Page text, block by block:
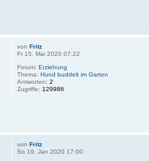
vonFritz
Fr 15. Mai 2020 07:22
Forum:Erziehung
Thema:Hund buddelt im Garten
Antworten:2
Zugriffe: 129986
vonFritz
So 19. Jan 2020 17:00